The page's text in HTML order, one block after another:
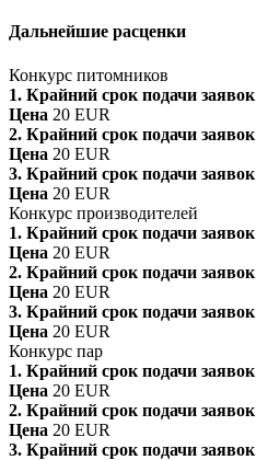
Дальнейшие расценки
Конкурс питомников
1. Крайний срок подачи заявок
Цена 20 EUR
2. Крайний срок подачи заявок
Цена 20 EUR
3. Крайний срок подачи заявок
Цена 20 EUR
Конкурс производителей
1. Крайний срок подачи заявок
Цена 20 EUR
2. Крайний срок подачи заявок
Цена 20 EUR
3. Крайний срок подачи заявок
Цена 20 EUR
Конкурс пар
1. Крайний срок подачи заявок
Цена 20 EUR
2. Крайний срок подачи заявок
Цена 20 EUR
3. Крайний срок подачи заявок